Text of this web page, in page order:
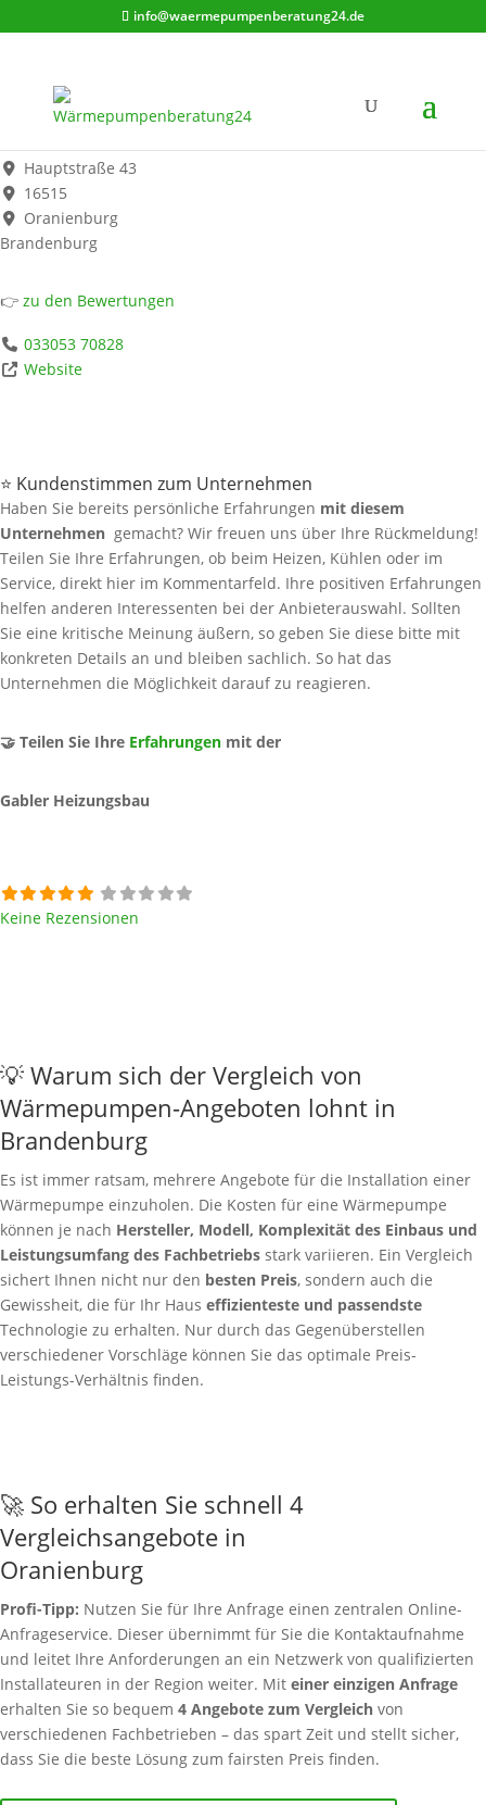
info@waermepumpenberatung24.de
Gabler Heizungsbau
Werbung*
Hauptstraße 43
16515
Oranienburg
Brandenburg
👉 zu den Bewertungen
033053 70828
Website
⭐ Kundenstimmen zum Unternehmen
Haben Sie bereits persönliche Erfahrungen mit diesem
Unternehmen gemacht? Wir freuen uns über Ihre Rückmeldung!
Teilen Sie Ihre Erfahrungen, ob beim Heizen, Kühlen oder im
Service, direkt hier im Kommentarfeld. Ihre positiven Erfahrungen
helfen anderen Interessenten bei der Anbieterauswahl. Sollten
Sie eine kritische Meinung äußern, so geben Sie diese bitte mit
konkreten Details an und bleiben sachlich. So hat das
Unternehmen die Möglichkeit darauf zu reagieren.
🤝 Teilen Sie Ihre Erfahrungen mit der
Gabler Heizungsbau
Keine Rezensionen
💡 Warum sich der Vergleich von
Wärmepumpen-Angeboten lohnt in
Brandenburg
Es ist immer ratsam, mehrere Angebote für die Installation einer
Wärmepumpe einzuholen. Die Kosten für eine Wärmepumpe
können je nach Hersteller, Modell, Komplexität des Einbaus und
Leistungsumfang des Fachbetriebs stark variieren. Ein Vergleich
sichert Ihnen nicht nur den besten Preis, sondern auch die
Gewissheit, die für Ihr Haus effizienteste und passendste
Technologie zu erhalten. Nur durch das Gegenüberstellen
verschiedener Vorschläge können Sie das optimale Preis-
Leistungs-Verhältnis finden.
🚀 So erhalten Sie schnell 4
Vergleichsangebote in
Oranienburg
Profi-Tipp: Nutzen Sie für Ihre Anfrage einen zentralen Online-
Anfrageservice. Dieser übernimmt für Sie die Kontaktaufnahme
und leitet Ihre Anforderungen an ein Netzwerk von qualifizierten
Installateuren in der Region weiter. Mit einer einzigen Anfrage
erhalten Sie so bequem 4 Angebote zum Vergleich von
verschiedenen Fachbetrieben – das spart Zeit und stellt sicher,
dass Sie die beste Lösung zum fairsten Preis finden.